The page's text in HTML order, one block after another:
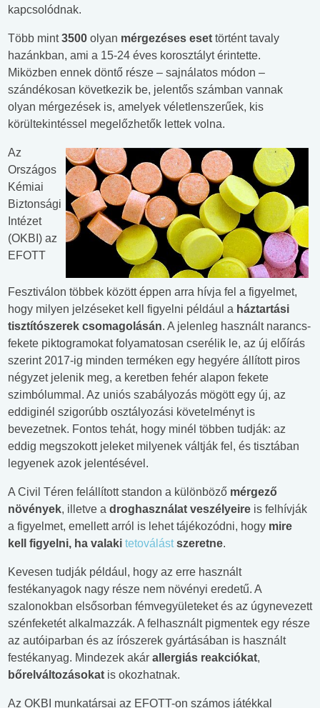
kapcsolódnak.
Több mint3500 olyan mérgezéses eset történt tavaly
hazánkban, ami a 15-24 éves korosztályt érintette.
Miközben ennek döntő része – sajnálatos módon –
szándékosan következik be, jelentős számban vannak
olyan mérgezések is, amelyek véletlenszerűek, kis
körültekintéssel megelőzhetők lettek volna.
Az
Országos
Kémiai
Biztonsági
Intézet
(OKBI) az
EFOTT
Fesztiválon többek között éppen arra hívja fel a figyelmet,
hogy milyen jelzéseket kell figyelni például a háztartási
tisztítószerek csomagolásán. A jelenleg használt narancs-
fekete piktogramokat folyamatosan cserélik le, az új előírás
szerint 2017-ig minden terméken egy hegyére állított piros
négyzet jelenik meg, a keretben fehér alapon fekete
szimbólummal. Az uniós szabályozás mögött egy új, az
eddiginél szigorúbb osztályozási követelményt is
bevezetnek. Fontos tehát, hogy minél többen tudják: az
eddig megszokott jeleket milyenek váltják fel, és tisztában
legyenek azok jelentésével.
A Civil Téren felállított standon a különböző mérgező
növények, illetve a droghasználat veszélyeire is felhívják
a figyelmet, emellett arról is lehet tájékozódni, hogy mire
kell figyelni, ha valaki tetoválástszeretne.
Kevesen tudják például, hogy az erre használt
festékanyagok nagy része nem növényi eredetű. A
szalonokban elsősorban fémvegyületeket és az úgynevezett
szénfeketét alkalmazzák. A felhasznált pigmentek egy része
az autóiparban és az írószerek gyártásában is használt
festékanyag. Mindezek akár allergiás reakciókat,
bőrelváltozásokat is okozhatnak.
Az OKBI munkatársai az EFOTT-on számos játékkal